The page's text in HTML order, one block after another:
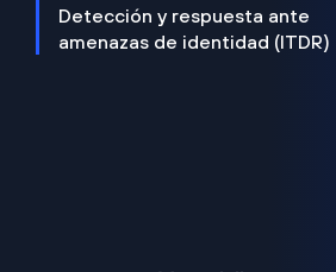
Detección y respuesta ante
amenazas de identidad (ITDR)